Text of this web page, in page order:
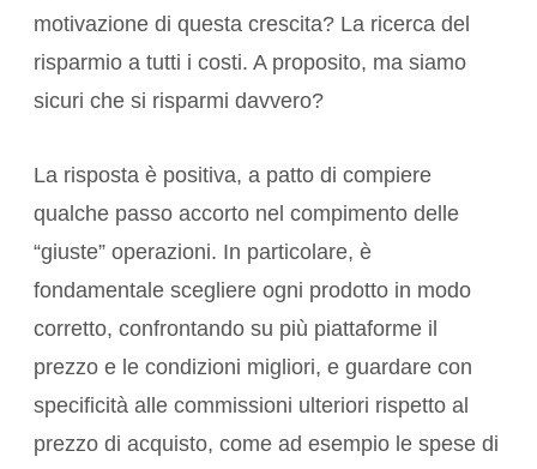
motivazione di questa crescita? La ricerca del
risparmio a tutti i costi. A proposito, ma siamo
sicuri che si risparmi davvero?
La risposta è positiva, a patto di compiere
qualche passo accorto nel compimento delle
“giuste” operazioni. In particolare, è
fondamentale scegliere ogni prodotto in modo
corretto, confrontando su più piattaforme il
prezzo e le condizioni migliori, e guardare con
specificità alle commissioni ulteriori rispetto al
prezzo di acquisto, come ad esempio le spese di